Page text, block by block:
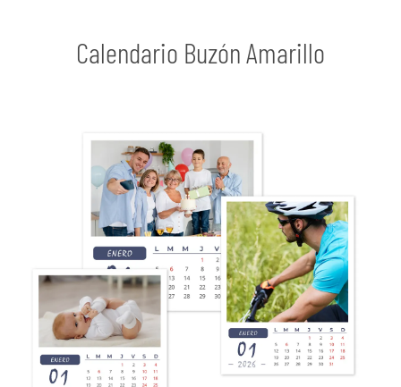
Calendario Buzón Amarillo